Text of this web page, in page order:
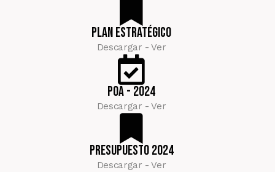
Plan estratégico
Descargar - Ver
POA - 2024
Descargar - Ver
Presupuesto 2024
Descargar - Ver